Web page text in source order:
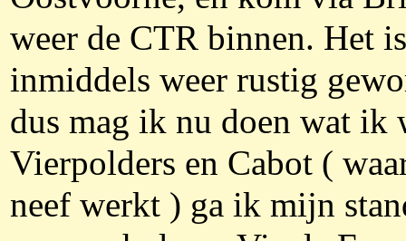
weer de CTR binnen. Het is
inmiddels weer rustig
dus mag ik nu doen wat ik
Vierpolders en Cabot (
neef werkt ) ga ik mijn